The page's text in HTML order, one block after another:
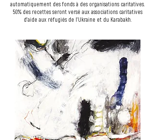
automatiquement des fonds à des organisations caritatives.
50% des recettes seront versé aux associations caritatives
d'aide aux réfugiés de l’Ukraine et du Karabakh.